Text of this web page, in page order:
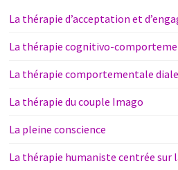
La thérapie d’acceptation et
La thérapie cognitivo-
La thérapie comportementale
La thérapie du couple Imago
La pleine conscience
La thérapie humaniste centrée sur